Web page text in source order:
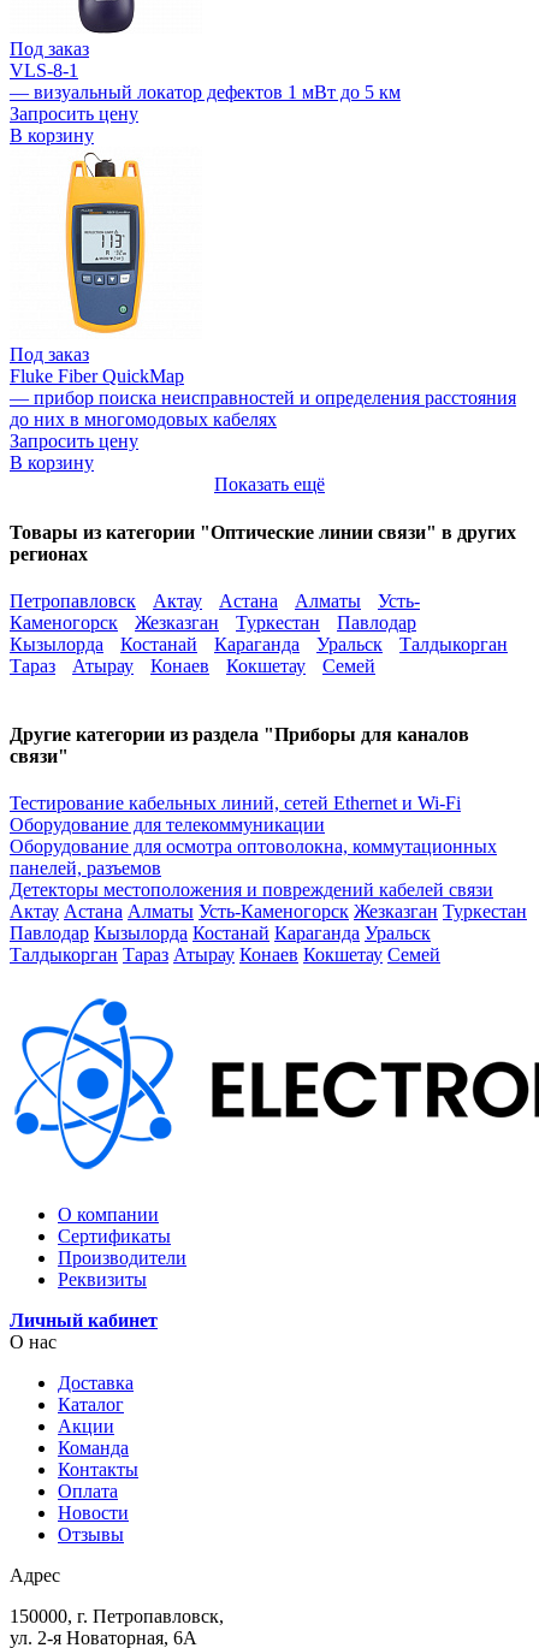
Под заказ
VLS-8-1
— визуальный локатор дефектов 1 мВт до 5 км
Запросить цену
В корзину
Под заказ
Fluke Fiber QuickMap
— прибор поиска неисправностей и определения расстояния
до них в многомодовых кабелях
Запросить цену
В корзину
Показать ещё
Товары из категории "Оптические линии связи" в других
регионах
Петропавловск Актау Астана Алматы
Усть-
Каменогорск
Жезказган Туркестан
Павлодар
Кызылорда
Костанай Караганда Уральск
Талдыкорган
Тараз
Атырау Конаев Кокшетау Семей
Другие категории из раздела "Приборы для каналов
связи"
Тестирование кабельных линий, сетей Ethernet и Wi-Fi
Оборудование для телекоммуникации
Оборудование для осмотра оптоволокна, коммутационных
панелей, разъемов
Детекторы местоположения и повреждений кабелей связи
Актау Астана Алматы Усть-Каменогорск Жезказган Туркестан
Павлодар Кызылорда Костанай Караганда Уральск
Талдыкорган Тараз Атырау Конаев Кокшетау Семей
О компании
Сертификаты
Производители
Реквизиты
Личный кабинет
О нас
Доставка
Каталог
Акции
Команда
Контакты
Оплата
Новости
Отзывы
Адрес
150000, г. Петропавловск,
ул. 2-я Новаторная, 6А